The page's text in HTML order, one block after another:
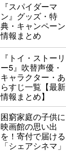
『スパイダーマ
ン』グッズ・特
典・キャンペーン
情報まとめ
『トイ・ストーリ
ー5』吹替声優・
キャラクター・あ
らすじ一覧【最新
情報まとめ】
困窮家庭の子供に
映画館の思い出
を！寄付で届ける
「シェアシネマ」